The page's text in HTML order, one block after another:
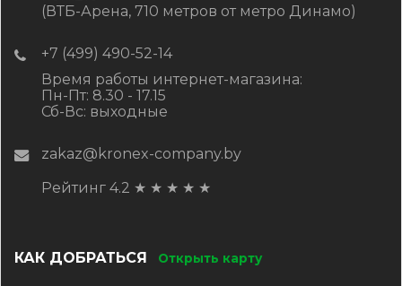
(ВТБ-Арена, 710 метров от метро Динамо)
+7 (499) 490-52-14
Время работы интернет-магазина:
Пн-Пт: 8.30 - 17.15
Сб-Вс: выходные
zakaz@kronex-company.by
Рейтинг 4.2 ★ ★ ★ ★ ★
КАК ДОБРАТЬСЯ Открыть карту